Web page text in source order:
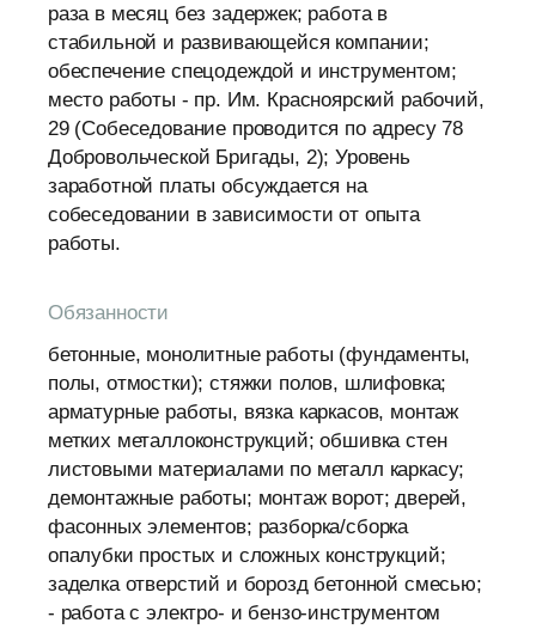
раза в месяц без задержек; работа в
стабильной и развивающейся компании;
обеспечение спецодеждой и инструментом;
место работы - пр. Им. Красноярский рабочий,
29 (Собеседование проводится по адресу 78
Добровольческой Бригады, 2); Уровень
заработной платы обсуждается на
собеседовании в зависимости от опыта
работы.
Обязанности
бетонные, монолитные работы (фундаменты,
полы, отмостки); стяжки полов, шлифовка;
арматурные работы, вязка каркасов, монтаж
метких металлоконструкций; обшивка стен
листовыми материалами по металл каркасу;
демонтажные работы; монтаж ворот; дверей,
фасонных элементов; разборка/сборка
опалубки простых и сложных конструкций;
заделка отверстий и борозд бетонной смесью;
- работа с электро- и бензо-инструментом